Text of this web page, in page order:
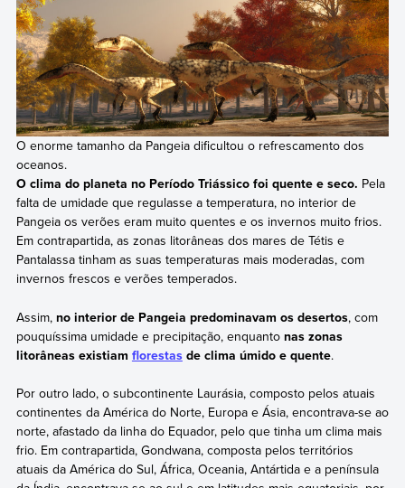
O enorme tamanho da Pangeia dificultou o refrescamento dos
oceanos.
O clima do planeta no Período Triássico foi quente e seco. Pela
falta de umidade que regulasse a temperatura, no interior de
Pangeia os verões eram muito quentes e os invernos muito frios.
Em contrapartida, as zonas litorâneas dos mares de Tétis e
Pantalassa tinham as suas temperaturas mais moderadas, com
invernos frescos e verões temperados.
Assim,no interior de Pangeia predominavam os desertos, com
pouquíssima umidade e precipitação, enquanto nas zonas
litorâneas existiam florestasde clima úmido e quente.
Por outro lado, o subcontinente Laurásia, composto pelos atuais
continentes da América do Norte, Europa e Ásia, encontrava-se ao
norte, afastado da linha do Equador, pelo que tinha um clima mais
frio. Em contrapartida, Gondwana, composta pelos territórios
atuais da América do Sul, África, Oceania, Antártida e a península